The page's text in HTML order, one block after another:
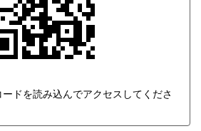
ドを読み込んでアクセスしてくださ